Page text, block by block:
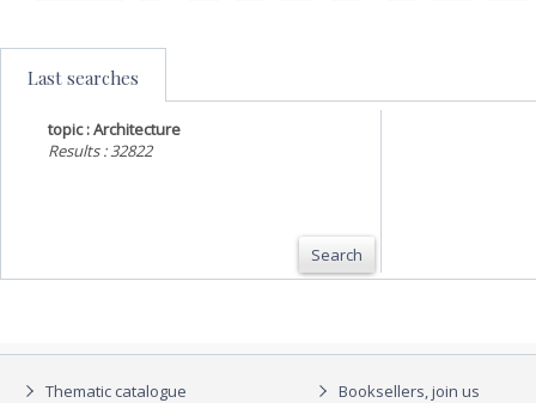
Last searches
topic : Architecture
Results : 32822
Search
Thematic catalogue
Booksellers, join us